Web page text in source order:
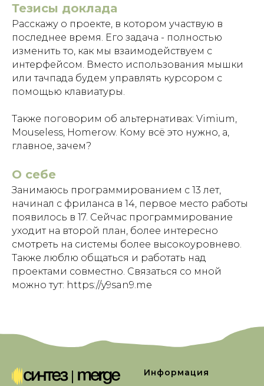
Тезисы доклада
Расскажу о проекте, в котором участвую в
последнее время. Его задача - полностью
изменить то, как мы взаимодействуем с
интерфейсом. Вместо использования мышки
или тачпада будем управлять курсором с
помощью клавиатуры.
Также поговорим об альтернативах: Vimium,
Mouseless, Homerow. Кому всё это нужно, а,
главное, зачем?
О себе
Занимаюсь программированием с 13 лет,
начинал с фриланса в 14, первое место работы
появилось в 17. Сейчас программирование
уходит на второй план, более интересно
смотреть на системы более высокоуровнево.
Также люблю общаться и работать над
проектами совместно. Связаться со мной
можно тут: https://y9san9.me
Информация